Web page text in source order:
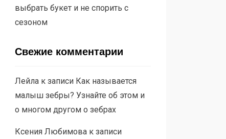
выбрать букет и не спорить с
сезоном
Свежие комментарии
Лейлак записи Как называется
малыш зебры? Узнайте об этом и
о многом другом о зебрах
Ксения Любимовак записи